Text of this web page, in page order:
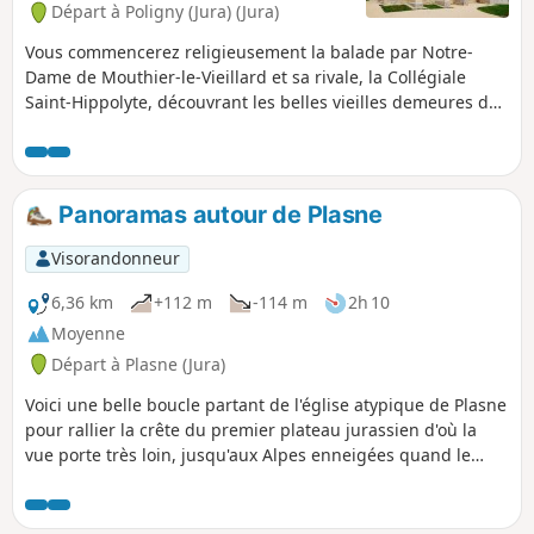
Départ à Poligny (Jura) (Jura)
Vous commencerez religieusement la balade par Notre-
Dame de Mouthier-le-Vieillard et sa rivale, la Collégiale
Saint-Hippolyte, découvrant les belles vieilles demeures de
remparts, toujours dévot, vous gagnerez la Roche du
Pénitent, parcourant la ligne de corniches et ses points de
vue sur la vallée pour découvrir la Croix du Dan et sa vue
sur la plaine bressane où, dit-on, de moins catholiques
druides, versaient le sang humain.
Panoramas autour de Plasne
Visorandonneur
6,36 km
+112 m -114 m
2h 10
Moyenne
Départ à Plasne (Jura)
Voici une belle boucle partant de l'église atypique de Plasne
pour rallier la crête du premier plateau jurassien d'où la
vue porte très loin, jusqu'aux Alpes enneigées quand le
à découvrir ici, en marchant tantôt sur des petites routes de